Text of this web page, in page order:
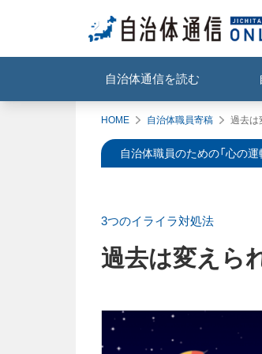
自治体通信を読む
HOME 自治体職員寄稿 過去は
自治体職員のための「心の運
3つのイライラ対処法
過去は変えら